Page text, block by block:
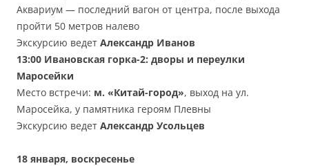
Аквариум — последний вагон от центра, после выхода
пройти 50 метров налево
Экскурсию ведет Александр Иванов
13:00 Ивановская горка-2: дворы и переулки
Маросейки
Место встречи: м. «Китай-город», выход на ул.
Маросейка, у памятника героям Плевны
Экскурсию ведет Александр Усольцев
18 января, воскресенье